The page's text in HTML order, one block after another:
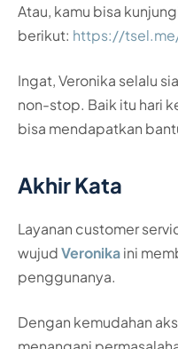
Atau, kamu bisa
berikut: https://
Ingat, Veronika selalu
non-stop. Baik itu hari
bisa mendapatkan
Akhir Kata
Layanan customer
wujudVeronikaini
penggunanya.
Dengan kemudahan